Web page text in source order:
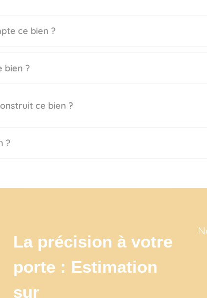
ce bien ?
bien ?
ce bien ?
?
La précision à votre
porte : Estimation
sur